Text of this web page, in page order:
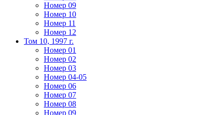
Номер 09
Номер 10
Номер 11
Номер 12
Том 10, 1997 г.
Номер 01
Номер 02
Номер 03
Номер 04-05
Номер 06
Номер 07
Номер 08
Номер 09